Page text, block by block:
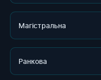
Магістральна
Ранкова